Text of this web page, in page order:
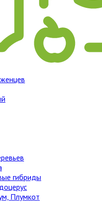
гибриды
Плумкот